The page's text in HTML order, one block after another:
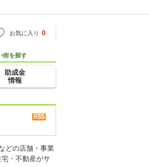
お気に入り 0
街を探す
助成金
情報
どの店舗・事業
・不動産がサ